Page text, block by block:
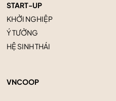
START-UP
KHỞI NGHIỆP
Ý TƯỞNG
HỆ SINH THÁI
VNCOOP